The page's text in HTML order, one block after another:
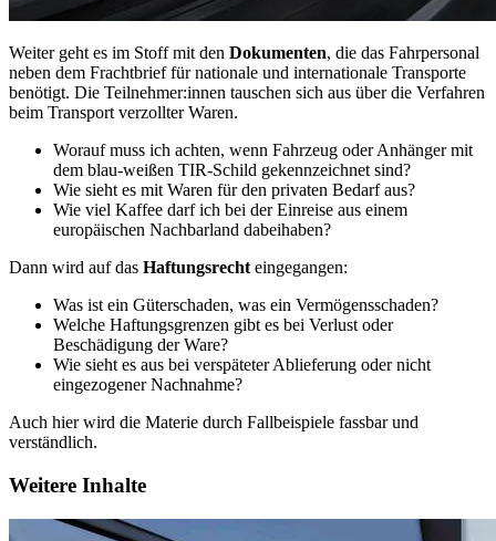
Weiter geht es im Stoff mit den Dokumenten, die das Fahrpersonal
neben dem Frachtbrief für nationale und internationale Transporte
benötigt. Die Teilnehmer:innen tauschen sich aus über die Verfahren
beim Transport verzollter Waren.
Worauf muss ich achten, wenn Fahrzeug oder Anhänger mit
dem blau-weißen TIR-Schild gekennzeichnet sind?
Wie sieht es mit Waren für den privaten Bedarf aus?
Wie viel Kaffee darf ich bei der Einreise aus einem
europäischen Nachbarland dabeihaben?
Dann wird auf das Haftungsrecht eingegangen:
Was ist ein Güterschaden, was ein Vermögensschaden?
Welche Haftungsgrenzen gibt es bei Verlust oder
Beschädigung der Ware?
Wie sieht es aus bei verspäteter Ablieferung oder nicht
eingezogener Nachnahme?
Auch hier wird die Materie durch Fallbeispiele fassbar und
verständlich.
Weitere Inhalte